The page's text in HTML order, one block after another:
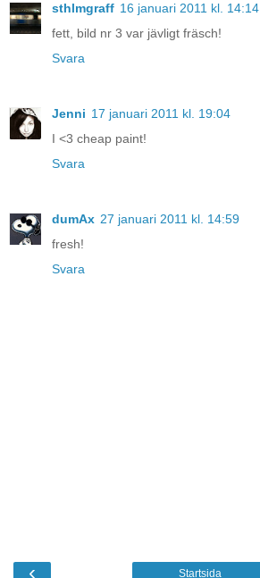
sthlmgraff 16 januari 2011 kl. 14:14
fett, bild nr 3 var jävligt fräsch!
Svara
Jenni 17 januari 2011 kl. 19:04
I <3 cheap paint!
Svara
dumAx 27 januari 2011 kl. 14:59
fresh!
Svara
‹ Startsida